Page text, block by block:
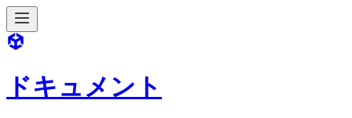
ドキュメント